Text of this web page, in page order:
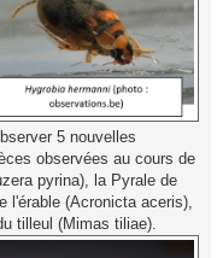
5 nouvelles
observées au cours de
pyrina), la Pyrale de
l'érable (Acronicta aceris),
tilleul (Mimas tiliae).